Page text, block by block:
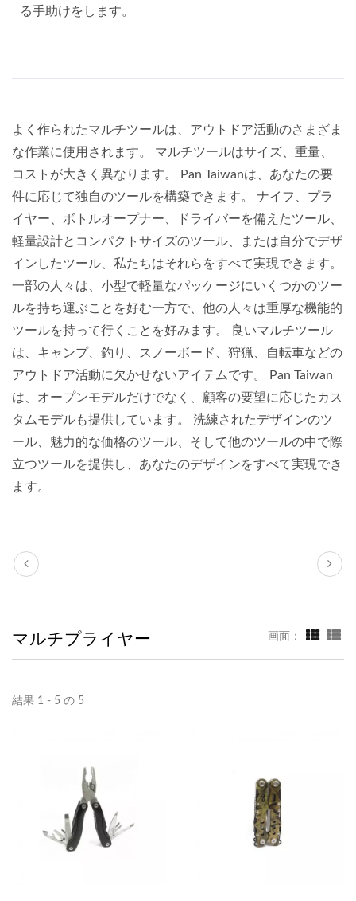
る手助けをします。
よく作られたマルチツールは、アウトドア活動のさまざま
な作業に使用されます。 マルチツールはサイズ、重量、
コストが大きく異なります。 Pan Taiwanは、あなたの要
件に応じて独自のツールを構築できます。 ナイフ、プラ
イヤー、ボトルオープナー、ドライバーを備えたツール、
軽量設計とコンパクトサイズのツール、または自分でデザ
インしたツール、私たちはそれらをすべて実現できます。
一部の人々は、小型で軽量なパッケージにいくつかのツー
ルを持ち運ぶことを好む一方で、他の人々は重厚な機能的
ツールを持って行くことを好みます。 良いマルチツール
は、キャンプ、釣り、スノーボード、狩猟、自転車などの
アウトドア活動に欠かせないアイテムです。 Pan Taiwan
は、オープンモデルだけでなく、顧客の要望に応じたカス
タムモデルも提供しています。 洗練されたデザインのツ
ール、魅力的な価格のツール、そして他のツールの中で際
立つツールを提供し、あなたのデザインをすべて実現でき
ます。
マルチプライヤー 画面：
結果 1 - 5 の 5